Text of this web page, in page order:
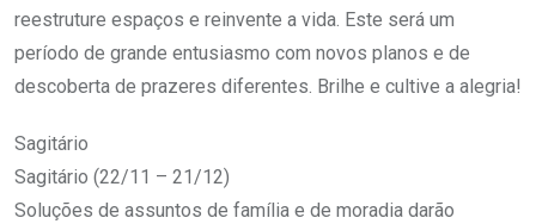
reestruture espaços e reinvente a vida. Este será um
período de grande entusiasmo com novos planos e de
descoberta de prazeres diferentes. Brilhe e cultive a alegria!
Sagitário
Sagitário (22/11 – 21/12)
Soluções de assuntos de família e de moradia darão